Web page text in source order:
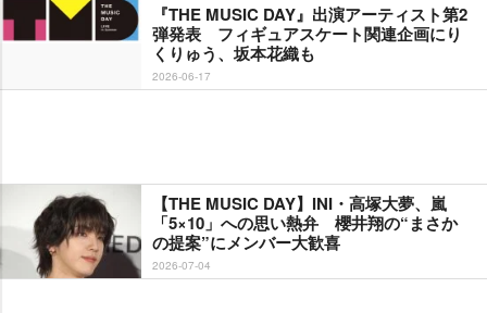
『THE MUSIC DAY』出演アーティスト第2
弾発表 フィギュアスケート関連企画にり
くりゅう、坂本花織も
2026-06-17
【THE MUSIC DAY】INI・高塚大夢、嵐
「5×10」への思い熱弁 櫻井翔の“まさか
の提案”にメンバー大歓喜
2026-07-04